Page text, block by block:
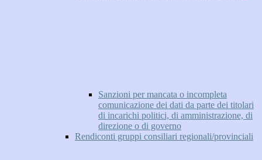
Sanzioni per mancata o incompleta
comunicazione dei dati da parte dei titolari
di incarichi politici, di amministrazione, di
direzione o di governo
Rendiconti gruppi consiliari regionali/provinciali